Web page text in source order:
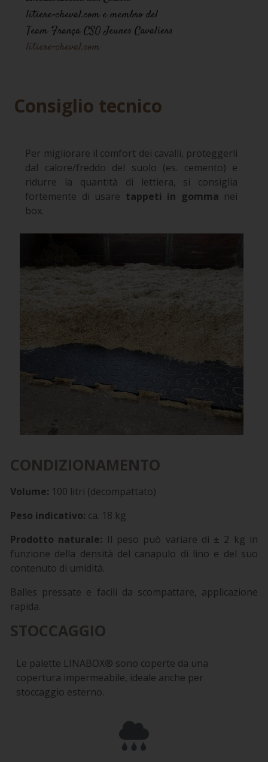
litiere‑cheval.com e membro del
Team França CSO Jeunes Cavaliers
litiere-cheval.com
Consiglio tecnico
Per migliorare il comfort dei cavalli, proteggerli
dal calore/freddo del suolo (es. cemento) e
ridurre la quantità di lettiera, si consiglia
fortemente di usare tappeti in gomma nei
box.
CONDIZIONAMENTO
Volume: 100 litri (decompattato)
Peso indicativo: ca. 18 kg
Prodotto naturale: Il peso può variare di ± 2 kg in
funzione della densità del canapulo di lino e del suo
contenuto di umidità.
Balles pressate e facili da scompattare, applicazione
rapida.
STOCCAGGIO
Le palette LINABOX® sono coperte da una
copertura impermeabile, ideale anche per
stoccaggio esterno.